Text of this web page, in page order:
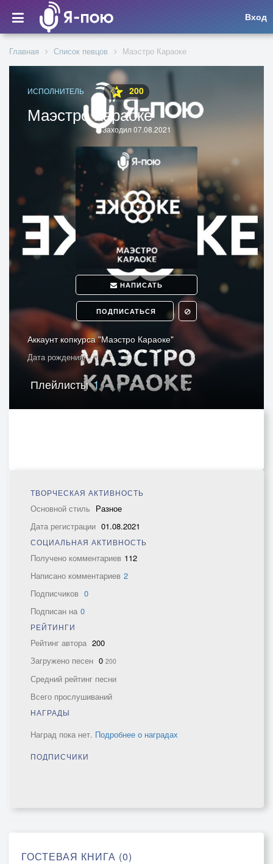
Вход
Главная Список певцов Маэстро Караоке
ИСПОЛНИТЕЛЬ 200
Маэстро Караоке
Заходил 07.08.2021
НАПИСАТЬ
ПОДПИСАТЬСЯ
Аккаунт копкурса "Маэстро Караоке"
Дата рождения
Плейлисты1
ТВОРЧЕСКАЯ АКТИВНОСТЬ
Основной стиль Разное
Дата регистрации 01.08.2021
СОЦИАЛЬНАЯ АКТИВНОСТЬ
Получено комментариев 112
Написано комментариев 2
Подписчиков 0
Подписан на 0
РЕЙТИНГИ
Рейтинг автора 200
Загружено песен 0 200
Средний рейтинг песни
Всего прослушиваний
НАГРАДЫ
Наград пока нет. Подробнее о наградах
ПОДПИСЧИКИ
ГОСТЕВАЯ КНИГА (0)